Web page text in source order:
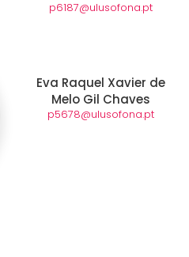
p6187@ulusofona.pt
Eva Raquel Xavier de
Melo Gil Chaves
p5678@ulusofona.pt